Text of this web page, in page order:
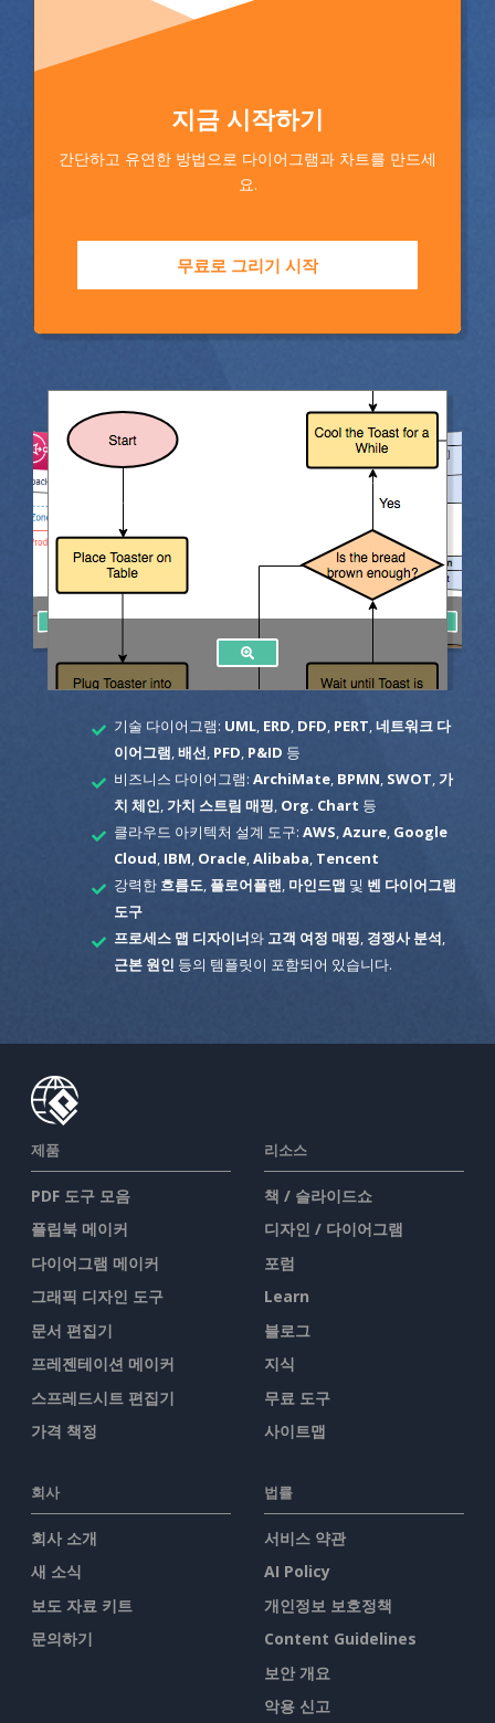
지금 시작하기
간단하고 유연한 방법으로 다이어그램과 차트를 만드세
요.
무료로 그리기 시작
기술 다이어그램: UML, ERD DFD PERT 네트워크 다
이어그램 배선 PFD P&ID 등
비즈니스 다이어그램: ArchiMate, BPMN SWOT 가
치 체인 가치 스트림 매핑 Org. Chart 등
클라우드 아키텍처 설계 도구: AWS Azure, Google
Cloud IBM Oracle, Alibaba Tencent
강력한 흐름도 플로어플랜 마인드맵 및 벤 다이어그램
도구
프로세스 맵 디자이너와 고객 여정 매핑 경쟁사 분석
근본 원인 등의 템플릿이 포함되어 있습니다.
제품
PDF 도구 모음
플립북 메이커
다이어그램 메이커
그래픽 디자인 도구
문서 편집기
프레젠테이션 메이커
스프레드시트 편집기
가격 책정
리소스
책 / 슬라이드쇼
디자인 / 다이어그램
포럼
Learn
블로그
지식
무료 도구
사이트맵
회사
회사 소개
새 소식
보도 자료 키트
문의하기
법률
서비스 약관
AI Policy
개인정보 보호정책
Content Guidelines
보안 개요
악용 신고